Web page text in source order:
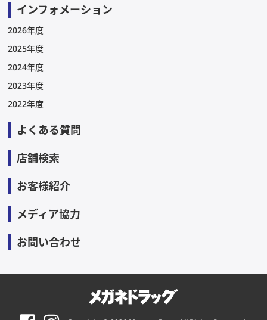
インフォメーション
2026年度
2025年度
2024年度
2023年度
2022年度
よくある質問
店舗検索
お客様紹介
メディア協力
お問い合わせ